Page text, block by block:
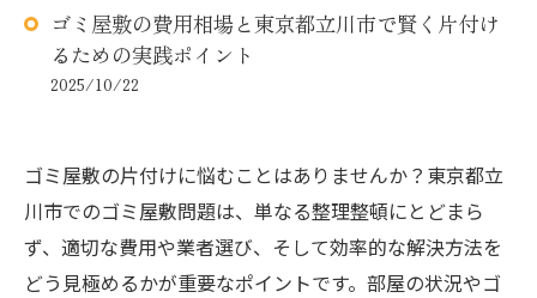
ゴミ屋敷の費用相場と東京都立川市で賢く片付け
るための実践ポイント
2025/10/22
ゴミ屋敷の片付けに悩むことはありませんか？東京都立
川市でのゴミ屋敷問題は、単なる整理整頓にとどまら
ず、適切な費用や業者選び、そして効率的な解決方法を
どう見極めるかが重要なポイントです。部屋の状況やゴ